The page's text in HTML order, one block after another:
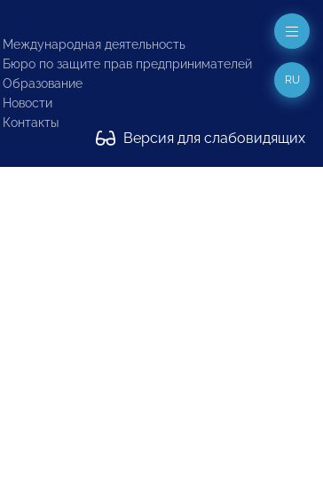
Международная деятельность
Бюро по защите прав предпринимателей
Образование
Новости
Контакты
Версия для слабовидящих
RU